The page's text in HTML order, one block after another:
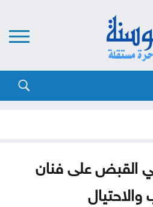
القبض على فنان